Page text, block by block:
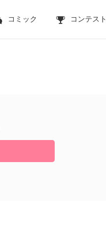
コミック コンテスト